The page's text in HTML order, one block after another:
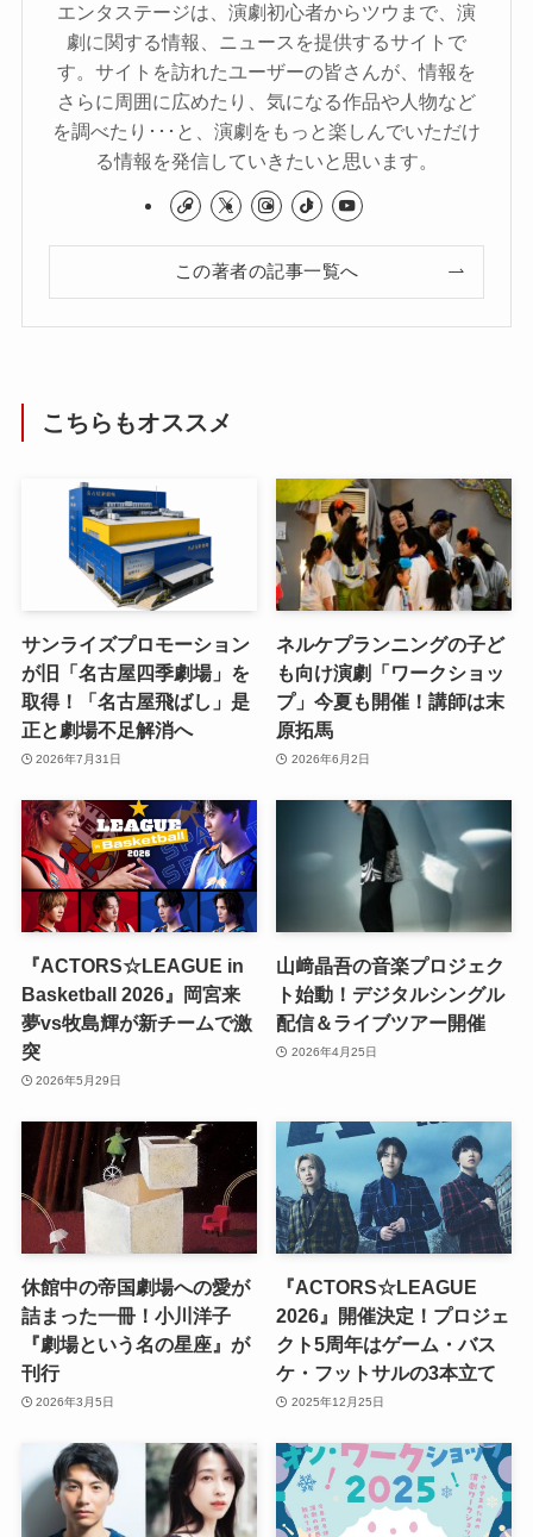
エンタステージは、演劇初心者からツウまで、演
劇に関する情報、ニュースを提供するサイトで
す。サイトを訪れたユーザーの皆さんが、情報を
さらに周囲に広めたり、気になる作品や人物など
を調べたり･･･と、演劇をもっと楽しんでいただけ
る情報を発信していきたいと思います。
この著者の記事一覧へ
こちらもオススメ
サンライズプロモーション
が旧「名古屋四季劇場」を
取得！「名古屋飛ばし」是
正と劇場不足解消へ
2026年7月31日
ネルケプランニングの子ど
も向け演劇「ワークショッ
プ」今夏も開催！講師は末
原拓馬
2026年6月2日
『ACTORS☆LEAGUE in
Basketball 2026』岡宮来
夢vs牧島輝が新チームで激
突
2026年5月29日
山﨑晶吾の音楽プロジェク
ト始動！デジタルシングル
配信＆ライブツアー開催
2026年4月25日
休館中の帝国劇場への愛が
詰まった一冊！小川洋子
『劇場という名の星座』が
刊行
2026年3月5日
『ACTORS☆LEAGUE
2026』開催決定！プロジェ
クト5周年はゲーム・バス
ケ・フットサルの3本立て
2025年12月25日